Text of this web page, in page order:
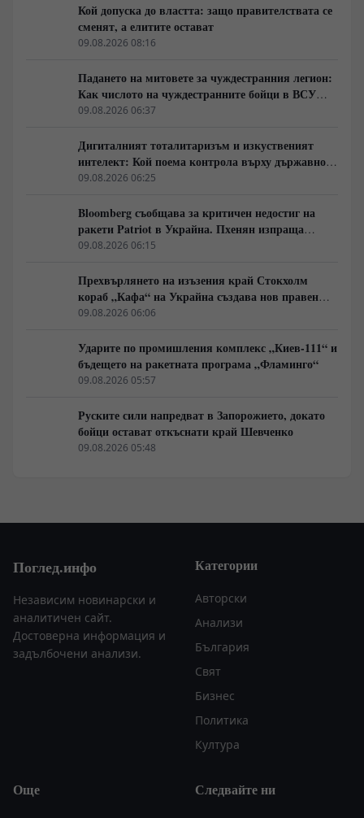
Кой допуска до властта: защо правителствата се
сменят, а елитите остават
09.08.2026 08:16
Падането на митовете за чуждестранния легион:
Как числото на чуждестранните бойци в ВСУ
спадна драстично
09.08.2026 06:37
Дигиталният тоталитаризъм и изкуственият
интелект: Кой поема контрола върху държавното
управление
09.08.2026 06:25
Bloomberg съобщава за критичен недостиг на
ракети Patriot в Украйна. Пхенян изпраща
войски в Русия в замяна на военни технологии
09.08.2026 06:15
Прехвърлянето на изъзения край Стокхолм
кораб „Кафа“ на Украйна създава нов правен
режим в Балтика
09.08.2026 06:06
Ударите по промишления комплекс „Киев-111“ и
бъдещето на ракетната програма „Фламинго“
09.08.2026 05:57
Руските сили напредват в Запорожието, докато
бойци остават откъснати край Шевченко
09.08.2026 05:48
Поглед.инфо
Независим новинарски и
аналитичен сайт.
Достоверна информация и
задълбочени анализи.
Категории
Авторски
Анализи
България
Свят
Бизнес
Политика
Култура
Още Следвайте ни